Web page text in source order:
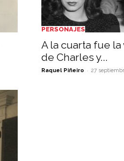
PERSONAJES
A la cuarta fue
de Charles y...
Raquel Piñeiro - 27